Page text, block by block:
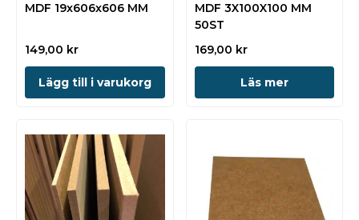
MDF 19x606x606 MM
149,00 kr
Lägg till i varukorg
MDF 3X100X100 MM
50ST
169,00 kr
Läs mer